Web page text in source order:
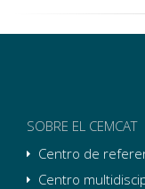
SOBRE EL CEMCAT
Centro de
Centro